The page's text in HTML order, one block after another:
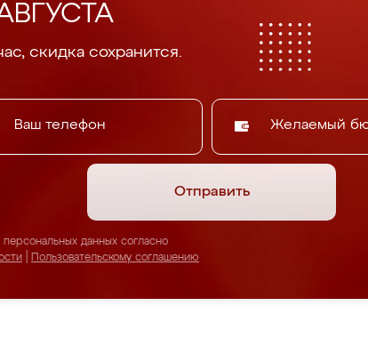
скидка сохранится.
Желаемый
Отправить
данных согласно
Пользовательскому соглашению